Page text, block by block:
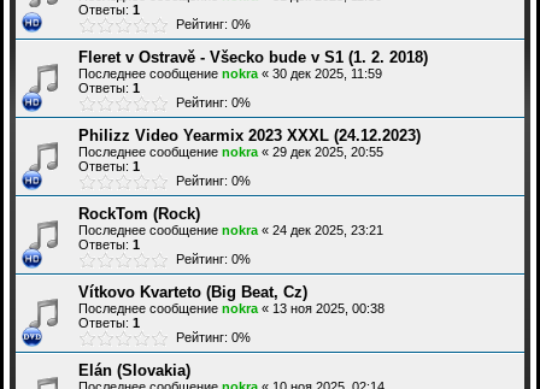
Ответы: 1
Рейтинг: 0%
Fleret v Ostravě - Všecko bude v S1 (1. 2. 2018)
Последнее сообщение nokra « 30 дек 2025, 11:59
Ответы: 1
Рейтинг: 0%
Philizz Video Yearmix 2023 XXXL (24.12.2023)
Последнее сообщение nokra « 29 дек 2025, 20:55
Ответы: 1
Рейтинг: 0%
RockTom (Rock)
Последнее сообщение nokra « 24 дек 2025, 23:21
Ответы: 1
Рейтинг: 0%
Vítkovo Kvarteto (Big Beat, Cz)
Последнее сообщение nokra « 13 ноя 2025, 00:38
Ответы: 1
Рейтинг: 0%
Elán (Slovakia)